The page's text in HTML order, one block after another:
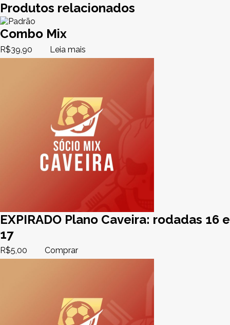
Produtos relacionados
Combo Mix
R$39,90 Leia mais
EXPIRADO Plano Caveira: rodadas 16 e
17
R$5,00 Comprar